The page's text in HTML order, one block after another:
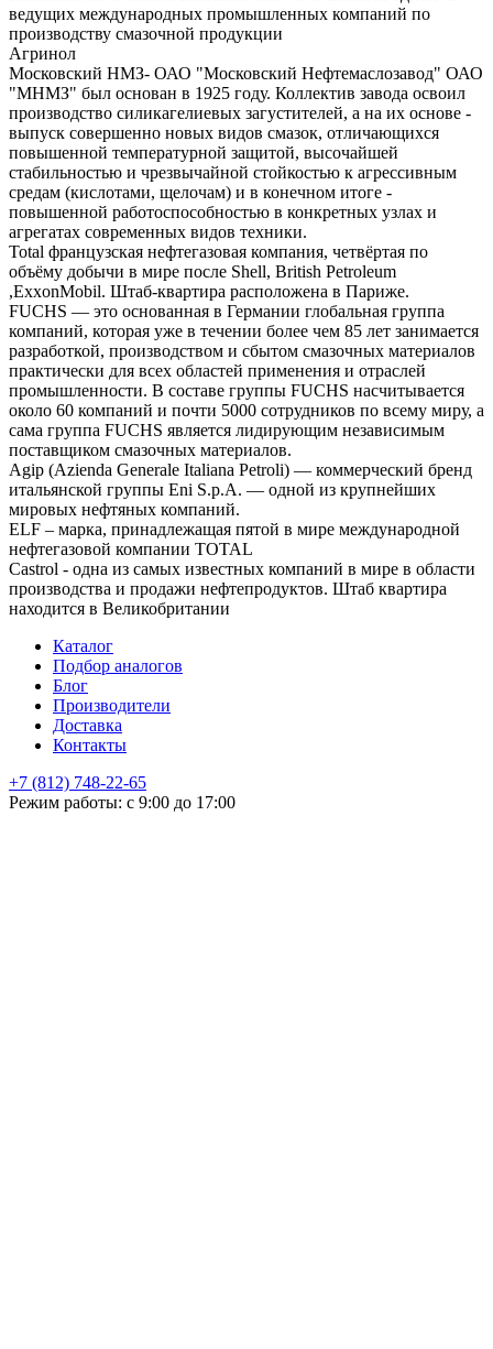
ведущих международных промышленных компаний по
производству смазочной продукции
Агринол
Московский НМЗ- ОАО "Московский Нефтемаслозавод" ОАО
"МНМЗ" был основан в 1925 году. Коллектив завода освоил
производство силикагелиевых загустителей, а на их основе -
выпуск совершенно новых видов смазок, отличающихся
повышенной температурной защитой, высочайшей
стабильностью и чрезвычайной стойкостью к агрессивным
средам (кислотами, щелочам) и в конечном итоге -
повышенной работоспособностью в конкретных узлах и
агрегатах современных видов техники.
Total французская нефтегазовая компания, четвёртая по
объёму добычи в мире после Shell, British Petroleum
,ExxonMobil. Штаб-квартира расположена в Париже.
FUCHS — это основанная в Германии глобальная группа
компаний, которая уже в течении более чем 85 лет занимается
разработкой, производством и сбытом смазочных материалов
практически для всех областей применения и отраслей
промышленности. В составе группы FUCHS насчитывается
около 60 компаний и почти 5000 сотрудников по всему миру, а
сама группа FUCHS является лидирующим независимым
поставщиком смазочных материалов.
Agip (Azienda Generale Italiana Petroli) — коммерческий бренд
итальянской группы Eni S.p.A. — одной из крупнейших
мировых нефтяных компаний.
ELF – марка, принадлежащая пятой в мире международной
нефтегазовой компании TOTAL
Castrol - одна из самых известных компаний в мире в области
производства и продажи нефтепродуктов. Штаб квартира
находится в Великобритании
Каталог
Подбор аналогов
Блог
Производители
Доставка
Контакты
+7 (812) 748-22-65
Режим работы: с 9:00 до 17:00
НЕ НАШЛИ ЧТО ИСКАЛИ